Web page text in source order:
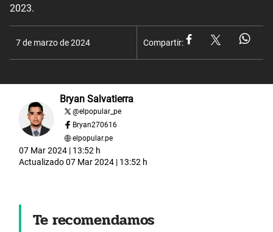
2023.
7 de marzo de 2024 Compartir:
Bryan Salvatierra
@elpopular_pe
Bryan270616
elpopular.pe
07 Mar 2024 | 13:52 h
Actualizado07 Mar 2024 | 13:52 h
Te recomendamos